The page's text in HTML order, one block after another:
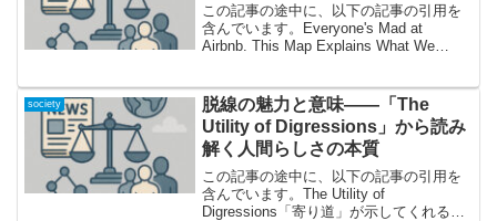
この記事の途中に、以下の記事の引用を
含んでいます。Everyone's Mad at
Airbnb. This Map Explains What We
society
脱線の魅力と意味――「The
Utility of Digressions」から読み
解く人間らしさの本質
この記事の途中に、以下の記事の引用を
含んでいます。The Utility of
Digressions「寄り道」が示してくれる思